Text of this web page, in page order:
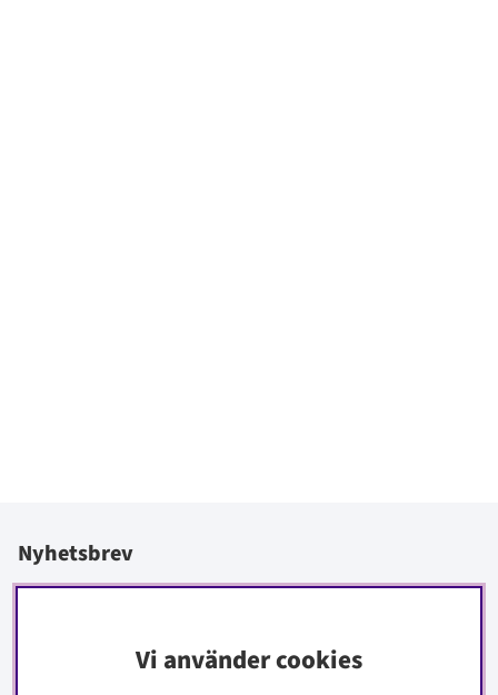
Nyhetsbrev
Vi använder cookies